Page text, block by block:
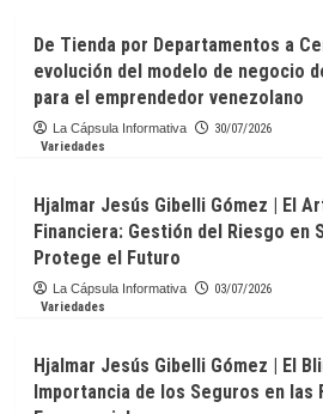
De Tienda por Departamentos a
evolución del modelo de negocio
para el emprendedor venezolano
La Cápsula Informativa
30/07/2026
Variedades
Hjalmar Jesús Gibelli Gómez | El
Financiera: Gestión del Riesgo en
Protege el Futuro
La Cápsula Informativa
03/07/2026
Variedades
Hjalmar Jesús Gibelli Gómez | El
Importancia de los Seguros en las